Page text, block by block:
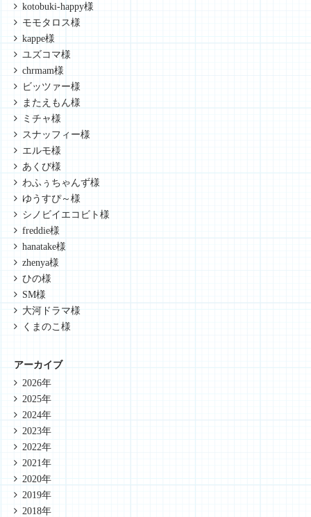
kotobuki-happy様
モモタロス様
kappe様
ユズコマ様
chrmam様
ビッツァー様
またえもん様
ミチャ様
スナッフィー様
エルモ様
あくび様
わふぅちゃんず様
ゆうすぴ～様
シノビイエコビト様
freddie様
hanatake様
zhenya様
ひの様
SM様
大河ドラマ様
くまのこ様
アーカイブ
2026年
2025年
2024年
2023年
2022年
2021年
2020年
2019年
2018年